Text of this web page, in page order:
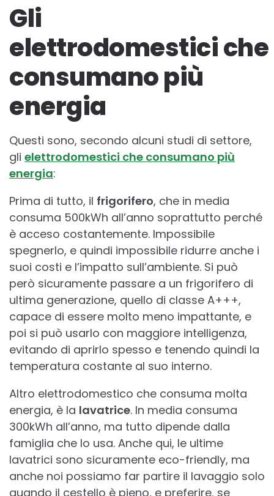
Gli
elettrodomestici che
consumano più
energia
Questi sono, secondo alcuni studi di settore,
gli elettrodomestici che consumano più
energia:
Prima di tutto, il frigorifero, che in media
consuma 500kWh all’anno soprattutto perché
è acceso costantemente. Impossibile
spegnerlo, e quindi impossibile ridurre anche i
suoi costi e l’impatto sull’ambiente. Si può
però sicuramente passare a un frigorifero di
ultima generazione, quello di classe A+++,
capace di essere molto meno impattante, e
poi si può usarlo con maggiore intelligenza,
evitando di aprirlo spesso e tenendo quindi la
temperatura costante al suo interno.
Altro elettrodomestico che consuma molta
energia, è la lavatrice. In media consuma
300kWh all’anno, ma tutto dipende dalla
famiglia che lo usa. Anche qui, le ultime
lavatrici sono sicuramente eco-friendly, ma
anche noi possiamo far partire il lavaggio solo
quando il cestello è pieno, e preferire, se